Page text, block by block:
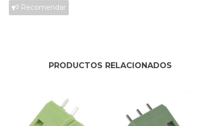
Recomendar
PRODUCTOS RELACIONADOS